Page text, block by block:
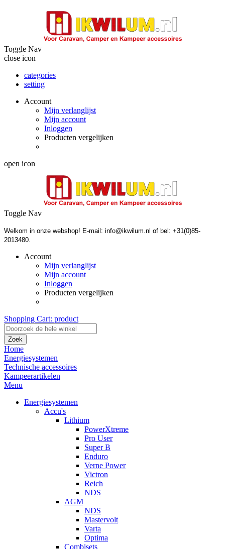
Toggle Nav
close icon
categories
setting
Account
Mijn verlanglijst
Mijn account
Inloggen
Producten vergelijken
open icon
Toggle Nav
Welkom in onze webshop! E-mail: info@ikwilum.nl of bel: +31(0)85-
2013480.
Account
Mijn verlanglijst
Mijn account
Inloggen
Producten vergelijken
Shopping Cart: product
Zoek
Home
Energiesystemen
Technische accessoires
Kampeerartikelen
Menu
Energiesystemen
Accu's
Lithium
PowerXtreme
Pro User
Super B
Enduro
Verne Power
Victron
Reich
NDS
AGM
NDS
Mastervolt
Varta
Optima
Combisets